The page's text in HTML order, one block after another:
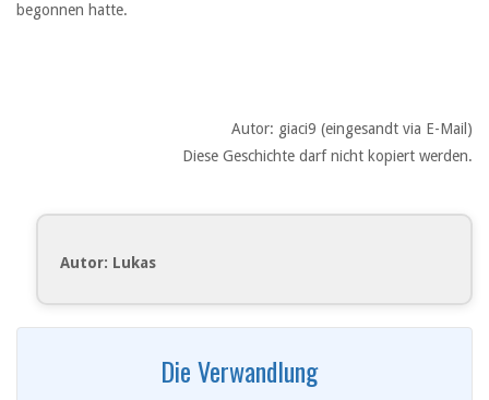
begonnen hatte.
Autor: giaci9 (eingesandt via E-Mail)
Diese Geschichte darf nicht kopiert werden.
Autor: Lukas
Die Verwandlung